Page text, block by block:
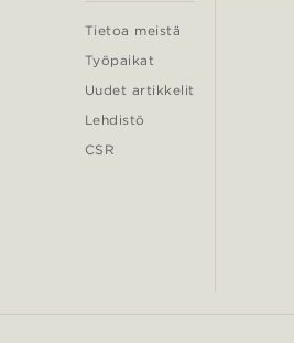
Tietoa meistä
Työpaikat
Uudet artikkelit
Lehdistö
CSR